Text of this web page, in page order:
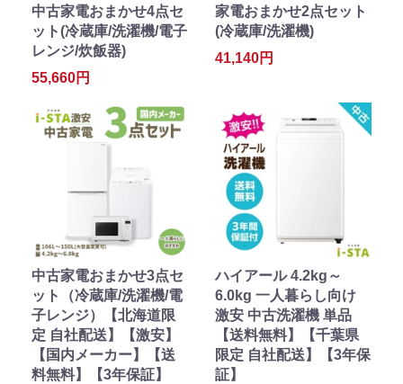
中古家電おまかせ4点セ
ット(冷蔵庫/洗濯機/電子
レンジ/炊飯器)
55,660円
家電おまかせ2点セット
(冷蔵庫/洗濯機)
41,140円
中古家電おまかせ3点セ
ット（冷蔵庫/洗濯機/電
子レンジ）【北海道限
定 自社配送】【激安】
【国内メーカー】【送
料無料】【3年保証】
ハイアール 4.2kg～
6.0kg 一人暮らし向け
激安 中古洗濯機 単品
【送料無料】【千葉県
限定 自社配送】【3年保
証】